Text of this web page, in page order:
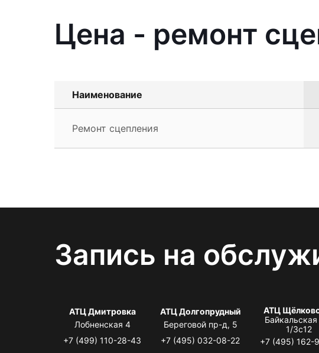
Цена - ремонт
Наименование
Ремонт сцепления
Запись на
АТЦ Дмитровка
Лобненская 4
+7 (499) 110-28-43
АТЦ Долгопрудный
Береговой пр-д, 5
+7 (495) 032-08-22
АТЦ
Байкальская
1/3с12
+7 (495) 162-